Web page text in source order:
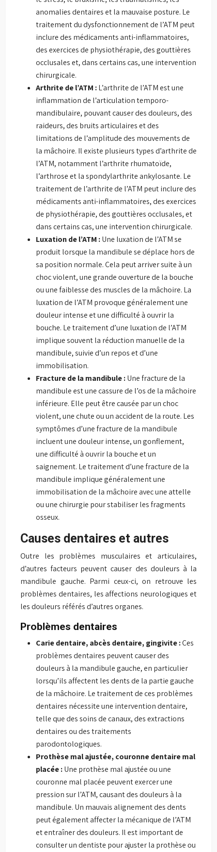
anomalies dentaires et la mauvaise posture. Le
traitement du dysfonctionnement de l’ATM peut
inclure des médicaments anti-inflammatoires,
des exercices de physiothérapie, des gouttières
occlusales et, dans certains cas, une intervention
chirurgicale.
Arthrite de l’ATM :L’arthrite de l’ATM est une
inflammation de l’articulation temporo-
mandibulaire, pouvant causer des douleurs, des
raideurs, des bruits articulaires et des
limitations de l’amplitude des mouvements de
la mâchoire. Il existe plusieurs types d’arthrite de
l’ATM, notamment l’arthrite rhumatoïde,
l’arthrose et la spondylarthrite ankylosante. Le
traitement de l’arthrite de l’ATM peut inclure des
médicaments anti-inflammatoires, des exercices
de physiothérapie, des gouttières occlusales, et
dans certains cas, une intervention chirurgicale.
Luxation de l’ATM :Une luxation de l’ATM se
produit lorsque la mandibule se déplace hors de
sa position normale. Cela peut arriver suite à un
choc violent, une grande ouverture de la bouche
ou une faiblesse des muscles de la mâchoire. La
luxation de l’ATM provoque généralement une
douleur intense et une difficulté à ouvrir la
bouche. Le traitement d’une luxation de l’ATM
implique souvent la réduction manuelle de la
mandibule, suivie d’un repos et d’une
immobilisation.
Fracture de la mandibule :Une fracture de la
mandibule est une cassure de l’os de la mâchoire
inférieure. Elle peut être causée par un choc
violent, une chute ou un accident de la route. Les
symptômes d’une fracture de la mandibule
incluent une douleur intense, un gonflement,
une difficulté à ouvrir la bouche et un
saignement. Le traitement d’une fracture de la
mandibule implique généralement une
immobilisation de la mâchoire avec une attelle
ou une chirurgie pour stabiliser les fragments
osseux.
Causes dentaires et autres
Outre les problèmes musculaires et articulaires,
d’autres facteurs peuvent causer des douleurs à la
mandibule gauche. Parmi ceux-ci, on retrouve les
problèmes dentaires, les affections neurologiques et
les douleurs référés d’autres organes.
Problèmes dentaires
Carie dentaire, abcès dentaire, gingivite :Ces
problèmes dentaires peuvent causer des
douleurs à la mandibule gauche, en particulier
lorsqu’ils affectent les dents de la partie gauche
de la mâchoire. Le traitement de ces problèmes
dentaires nécessite une intervention dentaire,
telle que des soins de canaux, des extractions
dentaires ou des traitements
parodontologiques.
Prothèse mal ajustée, couronne dentaire mal
placée :Une prothèse mal ajustée ou une
couronne mal placée peuvent exercer une
pression sur l’ATM, causant des douleurs à la
mandibule. Un mauvais alignement des dents
peut également affecter la mécanique de l’ATM
et entraîner des douleurs. Il est important de
consulter un dentiste pour ajuster la prothèse ou